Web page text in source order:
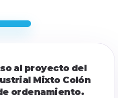
al proyecto del
Mixto Colón
ordenamiento.